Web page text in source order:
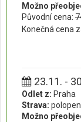
Možno
Původní cena:
Konečná cena
23.11. -
Odlet z: Praha
Strava:
Možno